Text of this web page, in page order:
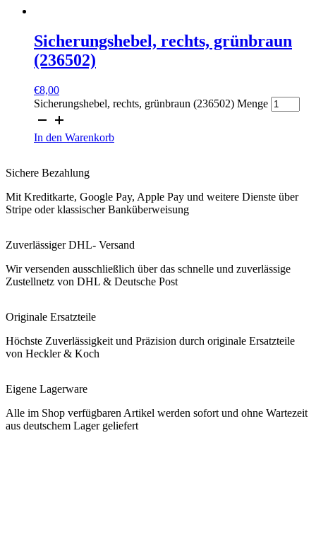
Sicherungshebel, rechts, grünbraun
(236502)
€8,00
Sicherungshebel, rechts, grünbraun (236502) Menge
In den Warenkorb
Sichere Bezahlung
Mit Kreditkarte, Google Pay, Apple Pay und weitere Dienste über
Stripe oder klassischer Banküberweisung
Zuverlässiger DHL- Versand
Wir versenden ausschließlich über das schnelle und zuverlässige
Zustellnetz von DHL & Deutsche Post
Originale Ersatzteile
Höchste Zuverlässigkeit und Präzision durch originale Ersatzteile
von Heckler & Koch
Eigene Lagerware
Alle im Shop verfügbaren Artikel werden sofort und ohne Wartezeit
aus deutschem Lager geliefert